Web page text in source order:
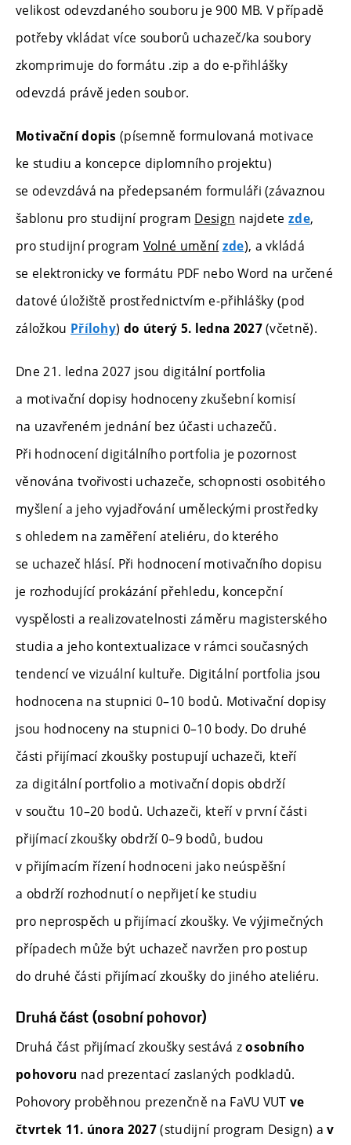
velikost odevzdaného souboru je 900 MB. V případě
potřeby vkládat více souborů uchazeč/ka soubory
zkomprimuje do formátu .zip a do e-přihlášky
odevzdá právě jeden soubor.
Motivační dopis (písemně formulovaná motivace
ke studiu a koncepce diplomního projektu)
se odevzdává na předepsaném formuláři (závaznou
šablonu pro studijní program Design najdetezde,
pro studijní program Volné umění zde), a vkládá
se elektronicky ve formátu PDF nebo Word na určené
datové úložiště prostřednictvím e-přihlášky (pod
záložkou Přílohy) do úterý 5. ledna 2027(včetně).
Dne 21. ledna 2027 jsou digitální portfolia
a motivační dopisy hodnoceny zkušební komisí
na uzavřeném jednání bez účasti uchazečů.
Při hodnocení digitálního portfolia je pozornost
věnována tvořivosti uchazeče, schopnosti osobitého
myšlení a jeho vyjadřování uměleckými prostředky
s ohledem na zaměření ateliéru, do kterého
se uchazeč hlásí. Při hodnocení motivačního dopisu
je rozhodující prokázání přehledu, koncepční
vyspělosti a realizovatelnosti záměru magisterského
studia a jeho kontextualizace v rámci současných
tendencí ve vizuální kultuře. Digitální portfolia jsou
hodnocena na stupnici 0–10 bodů. Motivační dopisy
jsou hodnoceny na stupnici 0–10 body. Do druhé
části přijímací zkoušky postupují uchazeči, kteří
za digitální portfolio a motivační dopis obdrží
v součtu 10–20 bodů. Uchazeči, kteří v první části
přijímací zkoušky obdrží 0–9 bodů, budou
v přijímacím řízení hodnoceni jako neúspěšní
a obdrží rozhodnutí o nepřijetí ke studiu
pro neprospěch u přijímací zkoušky. Ve výjimečných
případech může být uchazeč navržen pro postup
do druhé části přijímací zkoušky do jiného ateliéru.
Druhá část (osobní pohovor)
Druhá část přijímací zkoušky sestává zosobního
pohovoru nad prezentací zaslaných podkladů.
Pohovory proběhnou prezenčně na FaVU VUTve
čtvrtek 11. února 2027(studijní program Design) av